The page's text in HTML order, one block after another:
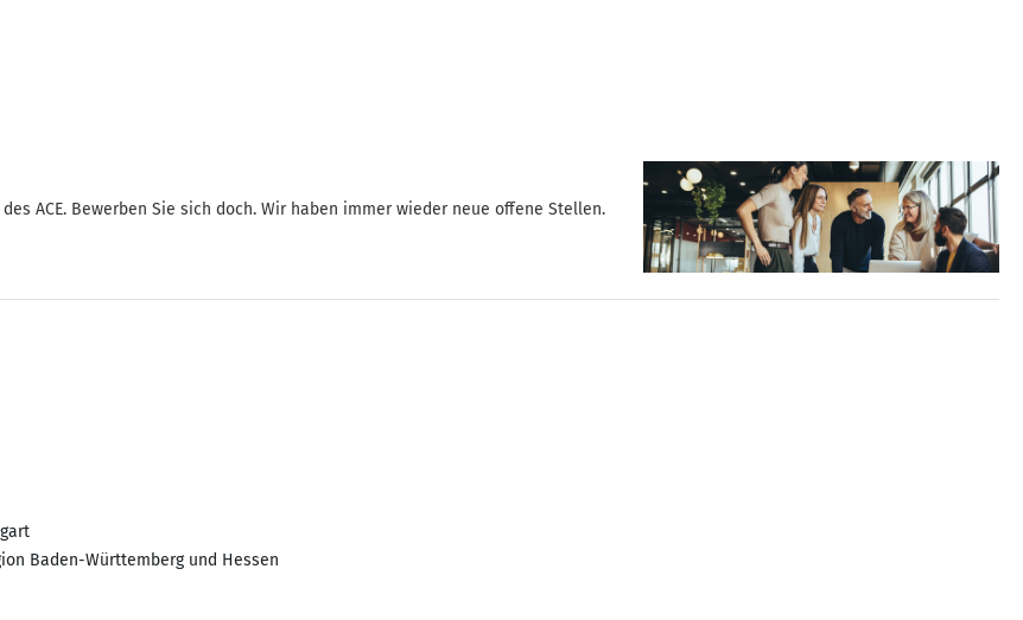
ACE. Bewerben Sie sich doch. Wir haben immer wieder neue offene Stellen.
Baden-Württemberg und Hessen